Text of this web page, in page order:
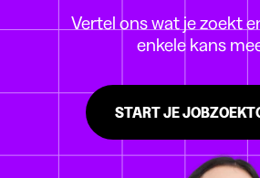
Vertel ons wat je zoekt
enkele kans
START JE